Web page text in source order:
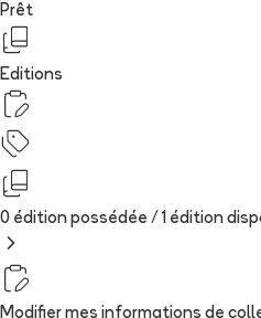
Prêt
Editions
0 édition possédée / 1 édition
Modifier mes informations de